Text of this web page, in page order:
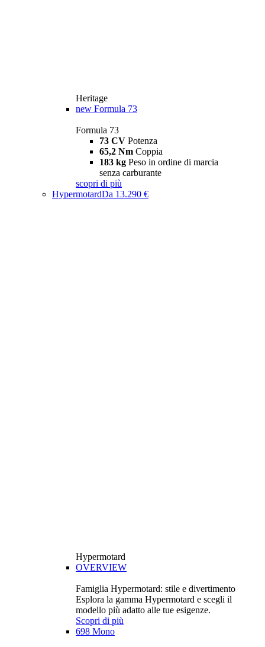
Heritage
new Formula 73
Formula 73
73 CV Potenza
65,2 Nm Coppia
183 kg Peso in ordine di marcia
senza carburante
scopri di più
HypermotardDa 13.290 €
Hypermotard
OVERVIEW
Famiglia Hypermotard: stile e divertimento
Esplora la gamma Hypermotard e scegli il
modello più adatto alle tue esigenze.
Scopri di più
698 Mono